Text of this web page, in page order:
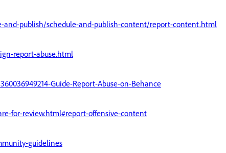
and-publish/schedule-and-publish-content/report-content.html
report-abuse.html
Guide-Report-Abuse-on-Behance
for-review.html#report-offensive-content
guidelines